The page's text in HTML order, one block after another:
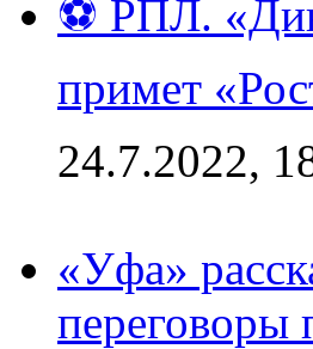
⚽ РПЛ.
примет
24.7.2022,
«Уфа»
переговоры